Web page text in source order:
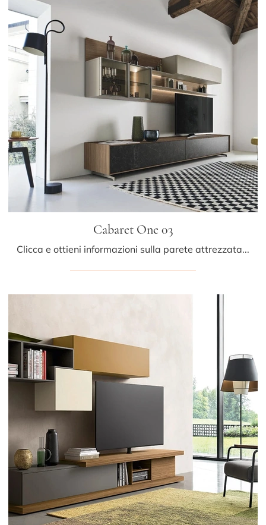
Cabaret One 03
Clicca e ottieni informazioni sulla parete attrezzata Cabaret One 03 del brand Sangiacomo: è la soluzione dalle linee moderne ideale per te.